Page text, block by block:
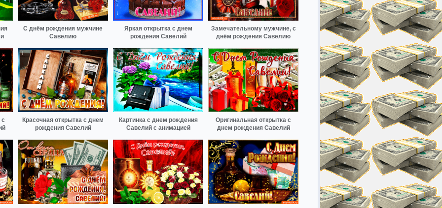
С днём рождения мужчине
Савелию
Яркая открытка с днем
рождения Савелий
Замечательному мужчине, с
днём рождения Савелию
с
Красочная открытка с днем
рождения Савелий
Картинка с днем рождения
Савелий с анимацией
Оригинальная открытка с
днем рождения Савелий